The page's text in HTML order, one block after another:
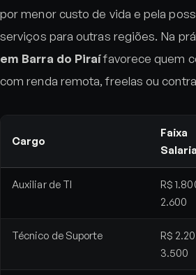
por menor custo de vida e pela
serviços para outras regiões. Na
em Barra do Piraífavorece quem
com renda remota, freelas ou
Cargo
Faixa
Auxiliar de TI
R$
2.600
Técnico de Suporte
R$
3.500